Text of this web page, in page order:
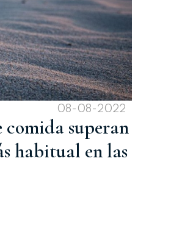
08-08-2022
comida superan
habitual en las